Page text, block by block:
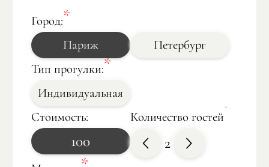
Город:
Париж
Петербург
Тип прогулки:
Индивидуальная
Стоимость:
100
Количество гостей
2